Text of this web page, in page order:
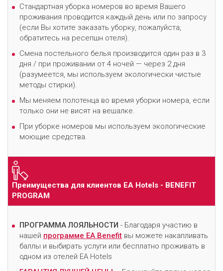
Стандартная уборка номеров во время Вашего
проживания проводится каждый день или по запросу
(если Вы хотите заказать уборку, пожалуйста,
обратитесь на ресепшн отеля).
Смена постельного белья производится один раз в 3
дня / при проживании от 4 ночей — через 2 дня
(разумеется, мы используем экологически чистые
методы стирки).
Мы меняем полотенца во время уборки номера, если
только они не висят на вешалке.
При уборке номеров мы используем экологические
моющие средства.
Преимущества для клиентов EA Hotels - BENEFIT
PROGRAM
ПРОГРАММА ЛОЯЛЬНОСТИ - Благодаря участию в
нашей программе EA Benefit вы можете накапливать
баллы и выбирать услуги или бесплатно проживать в
одном из отелей EA Hotels